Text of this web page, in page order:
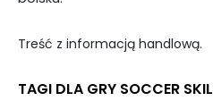
Treść z informacją handlową.
TAGI DLA GRY SOCCER